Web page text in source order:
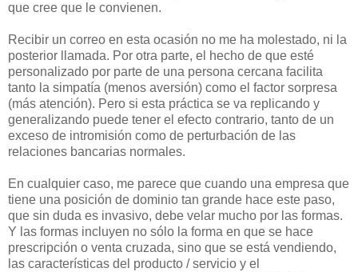
que cree que le convienen.
Recibir un correo en esta ocasión no me ha molestado, ni la
posterior llamada. Por otra parte, el hecho de que esté
personalizado por parte de una persona cercana facilita
tanto la simpatía (menos aversión) como el factor sorpresa
(más atención). Pero si esta práctica se va replicando y
generalizando puede tener el efecto contrario, tanto de un
exceso de intromisión como de perturbación de las
relaciones bancarias normales.
En cualquier caso, me parece que cuando una empresa que
tiene una posición de dominio tan grande hace este paso,
que sin duda es invasivo, debe velar mucho por las formas.
Y las formas incluyen no sólo la forma en que se hace
prescripción o venta cruzada, sino que se está vendiendo,
las características del producto / servicio y el